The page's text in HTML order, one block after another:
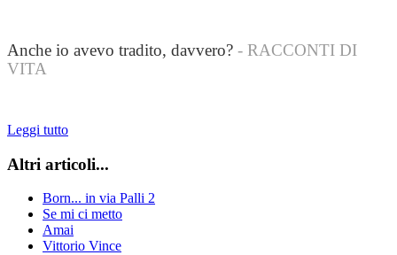
Anche io avevo tradito, davvero? - RACCONTI DI
VITA
Leggi tutto
Altri articoli...
Born... in via Palli 2
Se mi ci metto
Amai
Vittorio Vince